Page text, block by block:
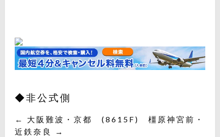
◆非公式側
← 大阪難波・京都 (8615F) 橿原神宮前・
近鉄奈良 →